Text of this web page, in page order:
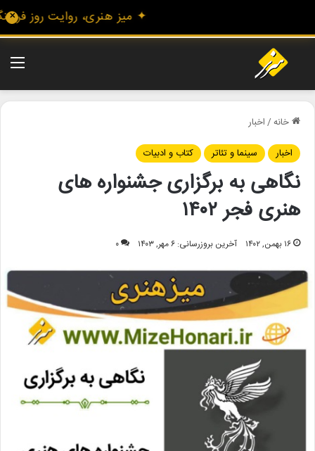
خانه/اخبار
اخبار
سینما و تئاتر کتاب و ادبیات
نگاهی به برگزاری جشنواره های
هنری فجر ۱۴۰۲
۱۶ بهمن, ۱۴۰۲ آخرین بروزرسانی: ۶ مهر, ۱۴۰۳ ۰
✕ ✦ میز هنری، روایت روز